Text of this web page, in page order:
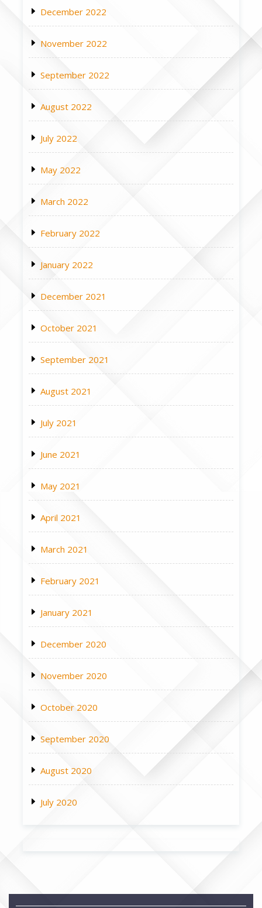
December 2022
November 2022
September 2022
August 2022
July 2022
May 2022
March 2022
February 2022
January 2022
December 2021
October 2021
September 2021
August 2021
July 2021
June 2021
May 2021
April 2021
March 2021
February 2021
January 2021
December 2020
November 2020
October 2020
September 2020
August 2020
July 2020